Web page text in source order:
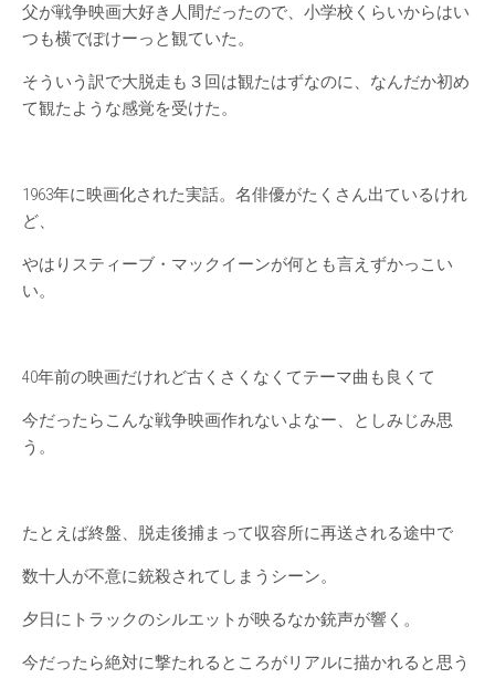
父が戦争映画大好き人間だったので、小学校くらいからはい
つも横でぽけーっと観ていた。
そういう訳で大脱走も３回は観たはずなのに、なんだか初め
て観たような感覚を受けた。
1963年に映画化された実話。名俳優がたくさん出ているけれ
ど、
やはりスティーブ・マックイーンが何とも言えずかっこい
い。
40年前の映画だけれど古くさくなくてテーマ曲も良くて
今だったらこんな戦争映画作れないよなー、としみじみ思
う。
たとえば終盤、脱走後捕まって収容所に再送される途中で
数十人が不意に銃殺されてしまうシーン。
夕日にトラックのシルエットが映るなか銃声が響く。
今だったら絶対に撃たれるところがリアルに描かれると思う